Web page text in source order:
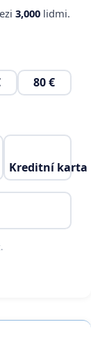
3,000 lidmi.
80 €
Kreditní karta